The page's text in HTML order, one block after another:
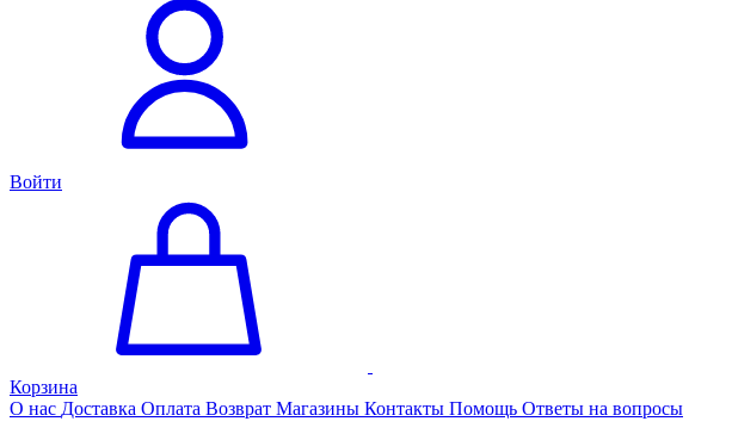
Войти
Корзина
О нас Доставка Оплата Возврат Магазины Контакты Помощь Ответы на вопросы